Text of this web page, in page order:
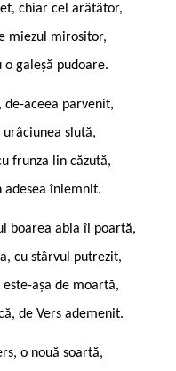
chiar cel arătător,
miezul mirositor,
galeșă pudoare.
aceea parvenit,
slută,
frunza lin căzută,
adesea înlemnit.
boarea abia îi poartă,
cu stârvul putrezit,
așa de moartă,
de Vers ademenit.
o nouă soartă,